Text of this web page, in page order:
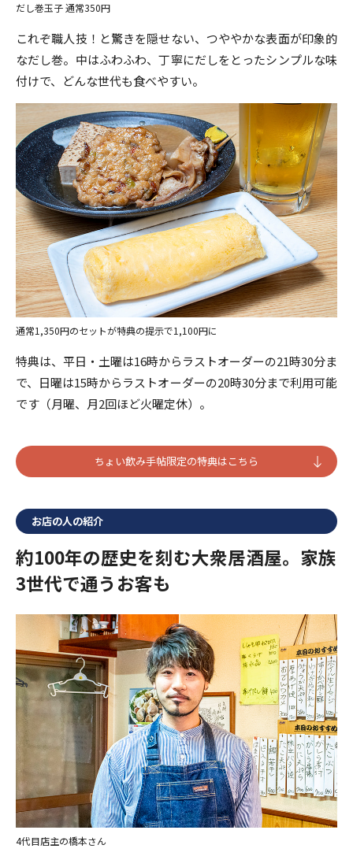
だし巻玉子 通常350円
これぞ職人技！と驚きを隠せない、つややかな表面が印象的
なだし巻。中はふわふわ、丁寧にだしをとったシンプルな味
付けで、どんな世代も食べやすい。
通常1,350円のセットが特典の提示で1,100円に
特典は、平日・土曜は16時からラストオーダーの21時30分ま
で、日曜は15時からラストオーダーの20時30分まで利用可能
です（月曜、月2回ほど火曜定休）。
ちょい飲み手帖限定の特典はこちら
お店の人の紹介
約100年の歴史を刻む大衆居酒屋。家族
3世代で通うお客も
4代目店主の橋本さん